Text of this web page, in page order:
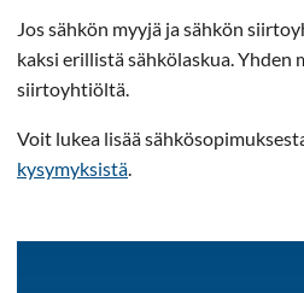
Jos sähkön myyjä ja sähkön
kaksi erillistä sähkölaskua. Yhden
siirtoyhtiöltä.
Voit lukea lisää
kysymyksistä.